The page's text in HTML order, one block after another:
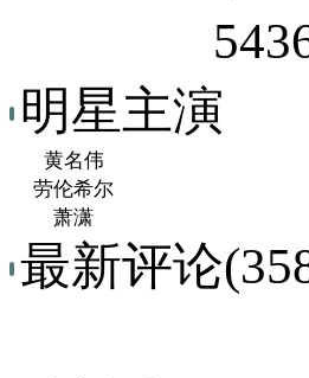
明星主演
黄名伟
劳伦希尔
萧潇
最新评论